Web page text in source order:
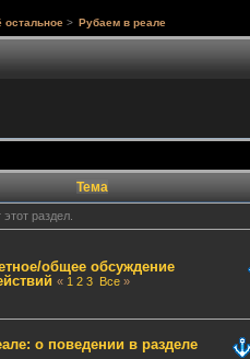
остальное > Рубаем в реале
Тема
раздел.
общее обсуждение
« 1 2 3 Все»
о поведении в разделе